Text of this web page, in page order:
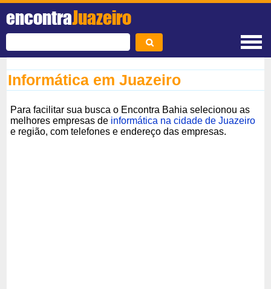
encontraJuazeiro
Informática em Juazeiro
Para facilitar sua busca o Encontra Bahia selecionou as
melhores empresas de informática na cidade de Juazeiro
e região, com telefones e endereço das empresas.